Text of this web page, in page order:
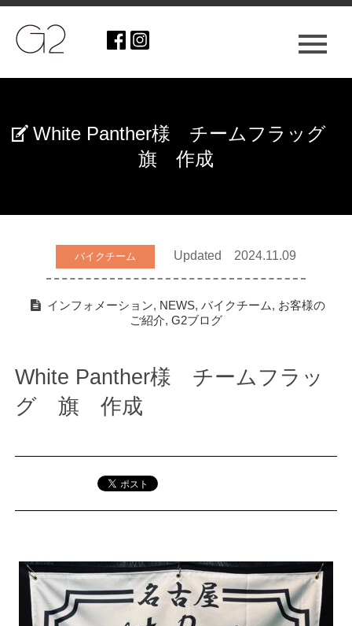
White Panther様 チームフラッグ
旗 作成
バイクチーム Updated 2024.11.09
インフォメーション, NEWS, バイクチーム, お客様の
ご紹介, G2ブログ
White Panther様 チームフラッ
グ 旗 作成